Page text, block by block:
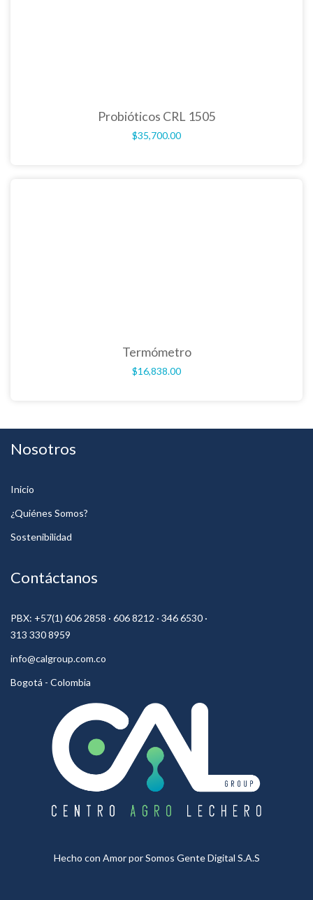
Probióticos CRL 1505
$35,700.00
Termómetro
$16,838.00
Nosotros
Inicio
¿Quiénes Somos?
Sostenibilidad
Contáctanos
PBX: +57(1) 606 2858 · 606 8212 · 346 6530 ·
313 330 8959
info@calgroup.com.co
Bogotá - Colombia
Hecho con Amor porSomos Gente Digital S.A.S